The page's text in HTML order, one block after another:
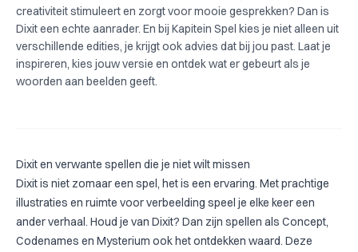
creativiteit stimuleert en zorgt voor mooie gesprekken? Dan is
Dixit een echte aanrader. En bij Kapitein Spel kies je niet alleen uit
verschillende edities, je krijgt ook advies dat bij jou past. Laat je
inspireren, kies jouw versie en ontdek wat er gebeurt als je
woorden aan beelden geeft.
Dixit en verwante spellen die je niet wilt missen
Dixit is niet zomaar een spel, het is een ervaring. Met prachtige
illustraties en ruimte voor verbeelding speel je elke keer een
ander verhaal. Houd je van Dixit? Dan zijn spellen als Concept,
Codenames en Mysterium ook het ontdekken waard. Deze